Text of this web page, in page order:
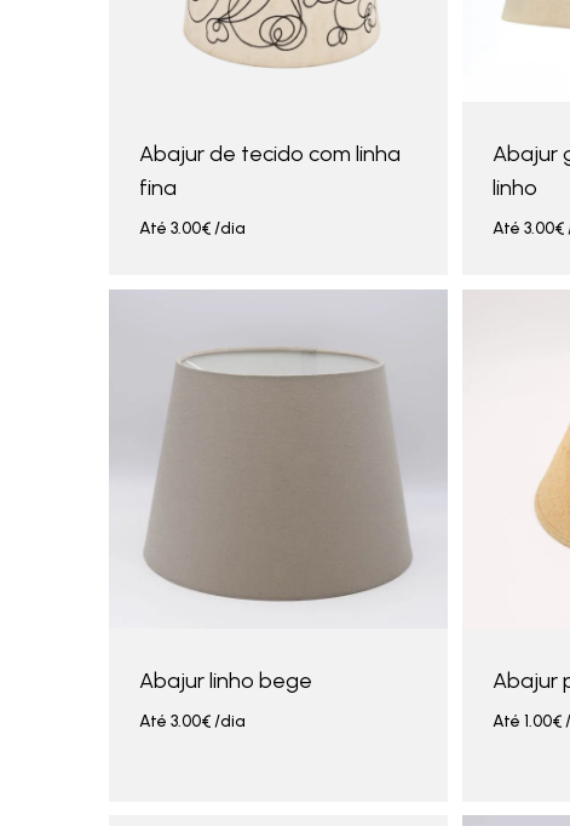
Abajur de tecido com linha
fina
Até 3.00€/dia
Abajur
linho
Até 3.00€
Abajur linho bege
Até 3.00€/dia
Abajur
Até 1.00€